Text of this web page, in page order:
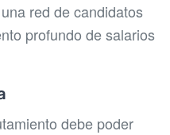
red de candidatos
profundo de salarios
debe poder